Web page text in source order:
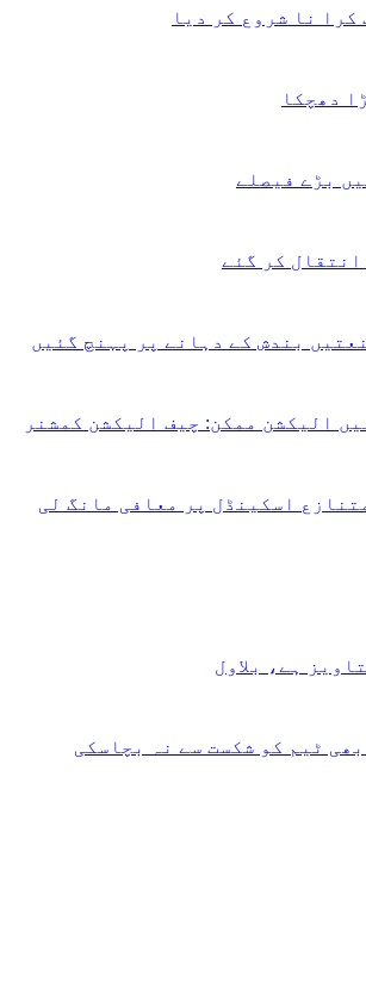
نا شروع کر دیا
دھچکا
بڑے فیصلے
اسکینڈل پر معافی مانگ لی
ہے، بلاول
ٹیم کو شکست سے نہ بچاسکی